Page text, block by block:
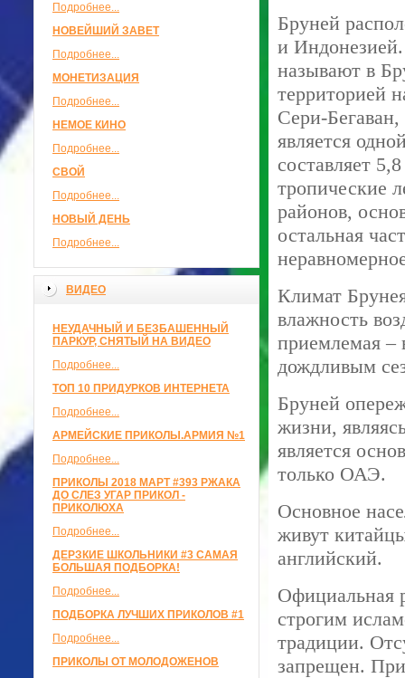
Подробнее...
НОВЕЙШИЙ ЗАВЕТ
Подробнее...
МОНЕТИЗАЦИЯ
Подробнее...
НЕМОЕ КИНО
Подробнее...
СВОЙ
Подробнее...
НОВЫЙ ДЕНЬ
Подробнее...
ВИДЕО
НЕУДАЧНЫЙ И БЕЗБАШЕННЫЙ
ПАРКУР, СНЯТЫЙ НА ВИДЕО
Подробнее...
ТОП 10 ПРИДУРКОВ ИНТЕРНЕТА
Подробнее...
АРМЕЙСКИЕ ПРИКОЛЫ.АРМИЯ №1
Подробнее...
ПРИКОЛЫ 2018 МАРТ #393 РЖАКА
ДО СЛЕЗ УГАР ПРИКОЛ -
ПРИКОЛЮХА
Подробнее...
ДЕРЗКИЕ ШКОЛЬНИКИ #3 САМАЯ
БОЛЬШАЯ ПОДБОРКА!
Подробнее...
ПОДБОРКА ЛУЧШИХ ПРИКОЛОВ #1
Подробнее...
ПРИКОЛЫ ОТ МОЛОДОЖЕНОВ
Бруней
и
называют в
территорией
Сери-
является
составляет
тропические
районов,
остальная
Климат
влажность
приемлемая –
дождливым
Бруней
жизни,
является
только ОАЭ.
Основное
живут
английский.
Официальная
строгим
традиции.
запрещен.